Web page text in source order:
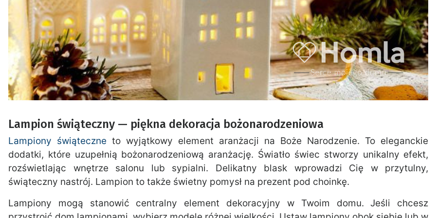
Lampion świąteczny — piękna dekoracja bożonarodzeniowa
Lampiony świąteczne to wyjątkowy element aranżacji na Boże Narodzenie. To eleganckie
dodatki, które uzupełnią bożonarodzeniową aranżację. Światło świec stworzy unikalny efekt,
rozświetlając wnętrze salonu lub sypialni. Delikatny blask wprowadzi Cię w przytulny,
świąteczny nastrój. Lampion to także świetny pomysł na prezent pod choinkę.
Lampiony mogą stanowić centralny element dekoracyjny w Twoim domu. Jeśli chcesz